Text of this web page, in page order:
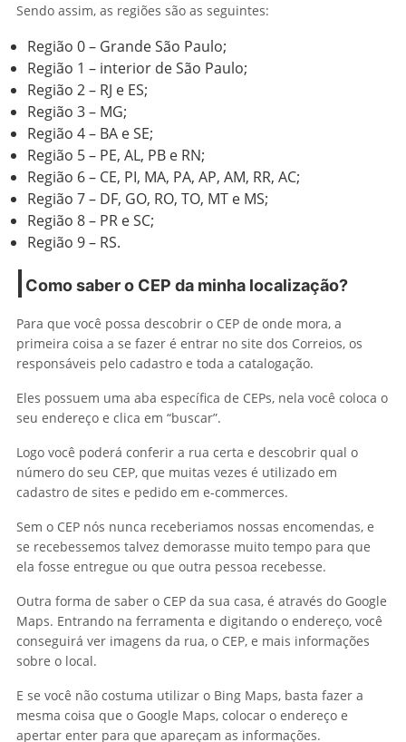
Sendo assim, as regiões são as seguintes:
Região 0 – Grande São Paulo;
Região 1 – interior de São Paulo;
Região 2 – RJ e ES;
Região 3 – MG;
Região 4 – BA e SE;
Região 5 – PE, AL, PB e RN;
Região 6 – CE, PI, MA, PA, AP, AM, RR, AC;
Região 7 – DF, GO, RO, TO, MT e MS;
Região 8 – PR e SC;
Região 9 – RS.
Como saber o CEP da minha localização?
Para que você possa descobrir o CEP de onde mora, a
primeira coisa a se fazer é entrar no site dos Correios, os
responsáveis pelo cadastro e toda a catalogação.
Eles possuem uma aba específica de CEPs, nela você coloca o
seu endereço e clica em “buscar”.
Logo você poderá conferir a rua certa e descobrir qual o
número do seu CEP, que muitas vezes é utilizado em
cadastro de sites e pedido em e-commerces.
Sem o CEP nós nunca receberiamos nossas encomendas, e
se recebessemos talvez demorasse muito tempo para que
ela fosse entregue ou que outra pessoa recebesse.
Outra forma de saber o CEP da sua casa, é através do Google
Maps. Entrando na ferramenta e digitando o endereço, você
conseguirá ver imagens da rua, o CEP, e mais informações
sobre o local.
E se você não costuma utilizar o Bing Maps, basta fazer a
mesma coisa que o Google Maps, colocar o endereço e
apertar enter para que apareçam as informações.